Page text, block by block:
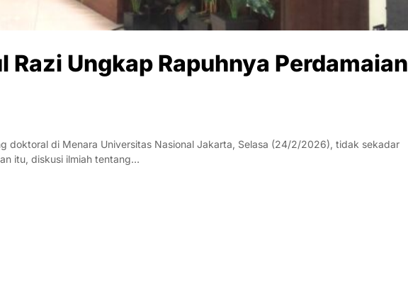
Razi Ungkap Rapuhnya Perdamaian
doktoral di Menara Universitas Nasional Jakarta, Selasa (24/2/2026), tidak sekadar
itu, diskusi ilmiah tentang…